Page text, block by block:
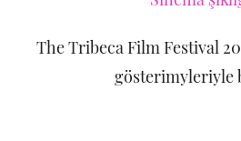
The Tribeca Film Festival
gösterimyleriyle